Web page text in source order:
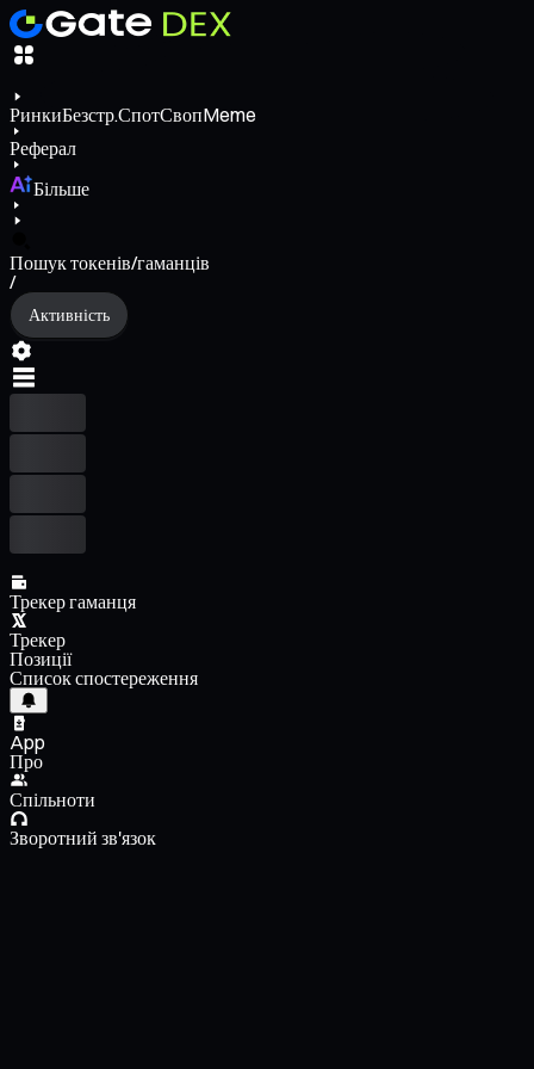
РинкиБезстр.СпотСвопMeme
Реферал
Більше
Пошук токенів/гаманців
/
Активність
Трекер гаманця
Трекер
Позиції
Список спостереження
App
Про
Спільноти
Зворотний зв'язок